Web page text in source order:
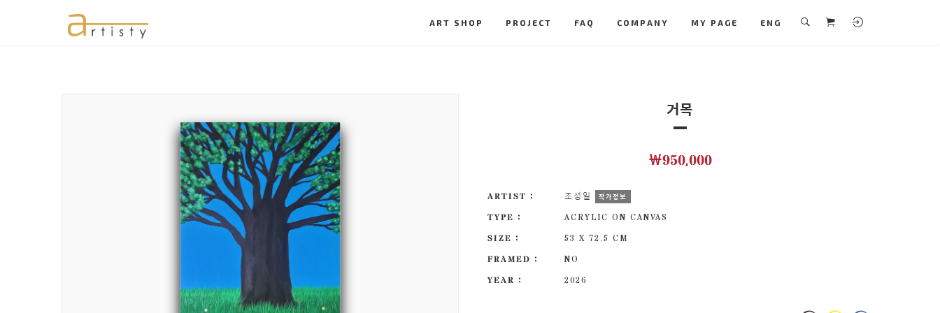
ART SHOP PROJECT FAQ COMPANY MY PAGE ENG
거목
￦950,000
ARTIST : 조성일 작가정보
TYPE :
ACRYLIC ON CANVAS
SIZE :
53 X 72.5 CM
FRAMED :
NO
YEAR :
2026